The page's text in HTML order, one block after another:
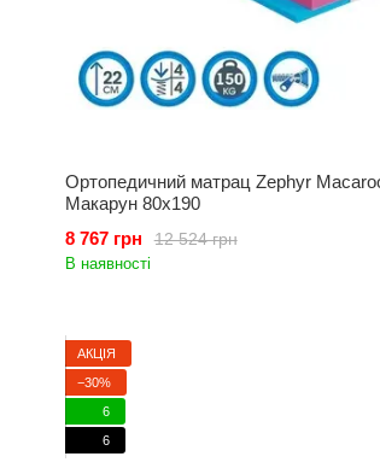
Ортопедичний матрац Zephyr
Макарун 80x190
12 524 грн
8 767 грн
В наявності
АКЦІЯ
−30%
6
6